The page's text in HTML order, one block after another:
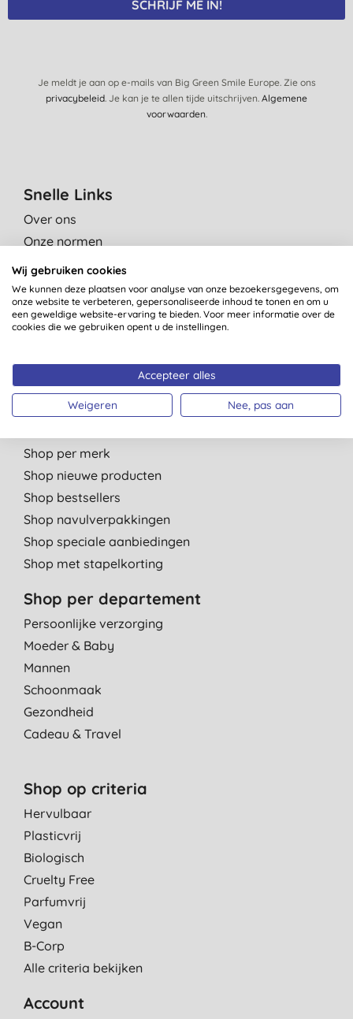
SCHRIJF ME IN!
Je meldt je aan op e-mails van Big Green Smile Europe. Zie ons
privacybeleid. Je kan je te allen tijde uitschrijven. Algemene
voorwaarden.
Snelle Links
Over ons
Onze normen
Green Tips
Reviews
Vacatures
Contact
Kinderdagverblijven
Shop per merk
Shop nieuwe producten
Shop bestsellers
Shop navulverpakkingen
Shop speciale aanbiedingen
Shop met stapelkorting
Shop per departement
Persoonlijke verzorging
Moeder & Baby
Mannen
Schoonmaak
Gezondheid
Cadeau & Travel
Shop op criteria
Hervulbaar
Plasticvrij
Biologisch
Cruelty Free
Parfumvrij
Vegan
B-Corp
Alle criteria bekijken
Account
Wij gebruiken cookies
We kunnen deze plaatsen voor analyse van onze bezoekersgegevens, om
onze website te verbeteren, gepersonaliseerde inhoud te tonen en om u
een geweldige website-ervaring te bieden. Voor meer informatie over de
cookies die we gebruiken opent u de instellingen.
Accepteer alles
Weigeren Nee, pas aan